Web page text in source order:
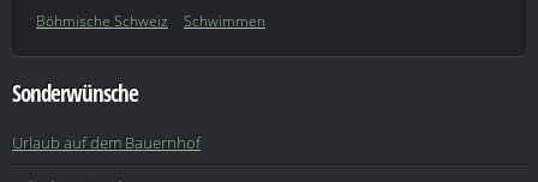
Böhmische Schweiz
Schwimmen
Sonderwünsche
Urlaub auf dem Bauernhof